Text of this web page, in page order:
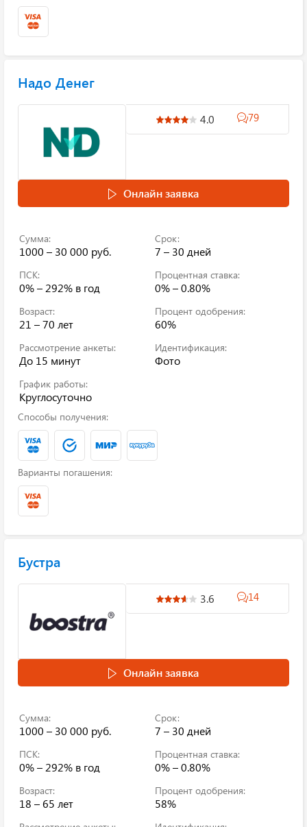
Надо Денег
4.0 79
Онлайн заявка
Сумма:
1000 – 30 000 руб.
Срок:
7 – 30 дней
ПСК:
0% – 292% в год
Процентная ставка:
0% – 0.80%
Возраст:
21 – 70 лет
Процент одобрения:
60%
Рассмотрение анкеты:
До 15 минут
Идентификация:
Фото
График работы:
Круглосуточно
Способы получения:
Варианты погашения:
Бустра
3.6 14
Онлайн заявка
Сумма:
1000 – 30 000 руб.
Срок:
7 – 30 дней
ПСК:
0% – 292% в год
Процентная ставка:
0% – 0.80%
Возраст:
18 – 65 лет
Процент одобрения:
58%